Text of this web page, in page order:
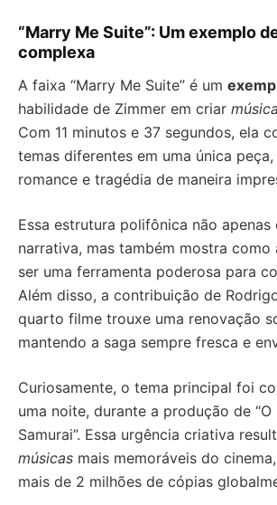
“Marry Me Suite”: Um exemplo
complexa
A faixa “Marry Me Suite” é um
habilidade de Zimmer em criar música
Com 11 minutos e 37 segundos, ela
temas diferentes em uma única
romance e tragédia de maneira
Essa estrutura polifônica não apenas
narrativa, mas também mostra como
ser uma ferramenta poderosa para
Além disso, a contribuição de
quarto filme trouxe uma renovação
mantendo a saga sempre fresca e
Curiosamente, o tema principal foi
uma noite, durante a produção de “O
Samurai”. Essa urgência criativa
músicas mais memoráveis do
mais de 2 milhões de cópias